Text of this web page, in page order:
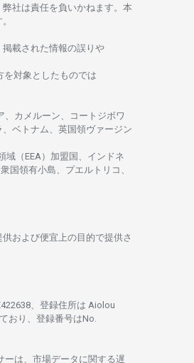
弊社は責任を負いかね ます。 本
掲載さ れた情報の誤りや
を対象としたものでは
カメルーン、コートジボワ
ベトナム、 英国領ヴァージン
域 （EEA）加盟国、インドネ
国領有小島、プエルトリコ、
供および便宜上の目的で提供さ
、 登録住所は Aiolou
おり、 登録番号はNo.
は、 市場データに関する遅